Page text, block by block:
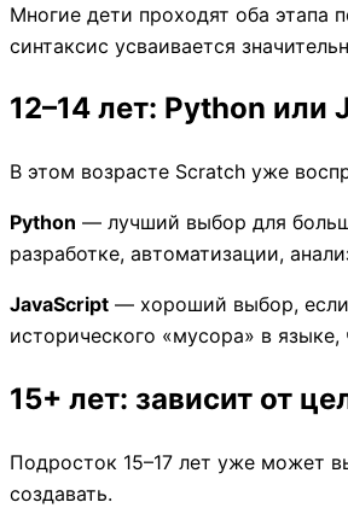
Многие дети проходят оба этапа
синтаксис усваивается
12–14 лет: Python или
В этом возрасте Scratch уже
Python — лучший выбор для
разработке, автоматизации,
JavaScript — хороший выбор, если
исторического «мусора» в
15+ лет: зависит от
Подросток 15–17 лет уже может
создавать.